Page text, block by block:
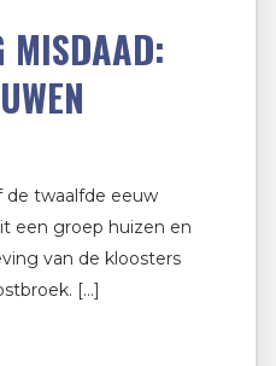
MISDAAD:
de twaalfde eeuw
een groep huizen en
van de kloosters
[…]